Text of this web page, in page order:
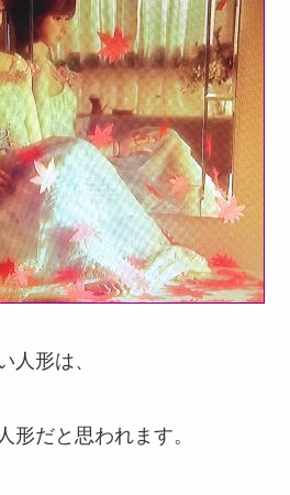
人形は、
形だと思われます。